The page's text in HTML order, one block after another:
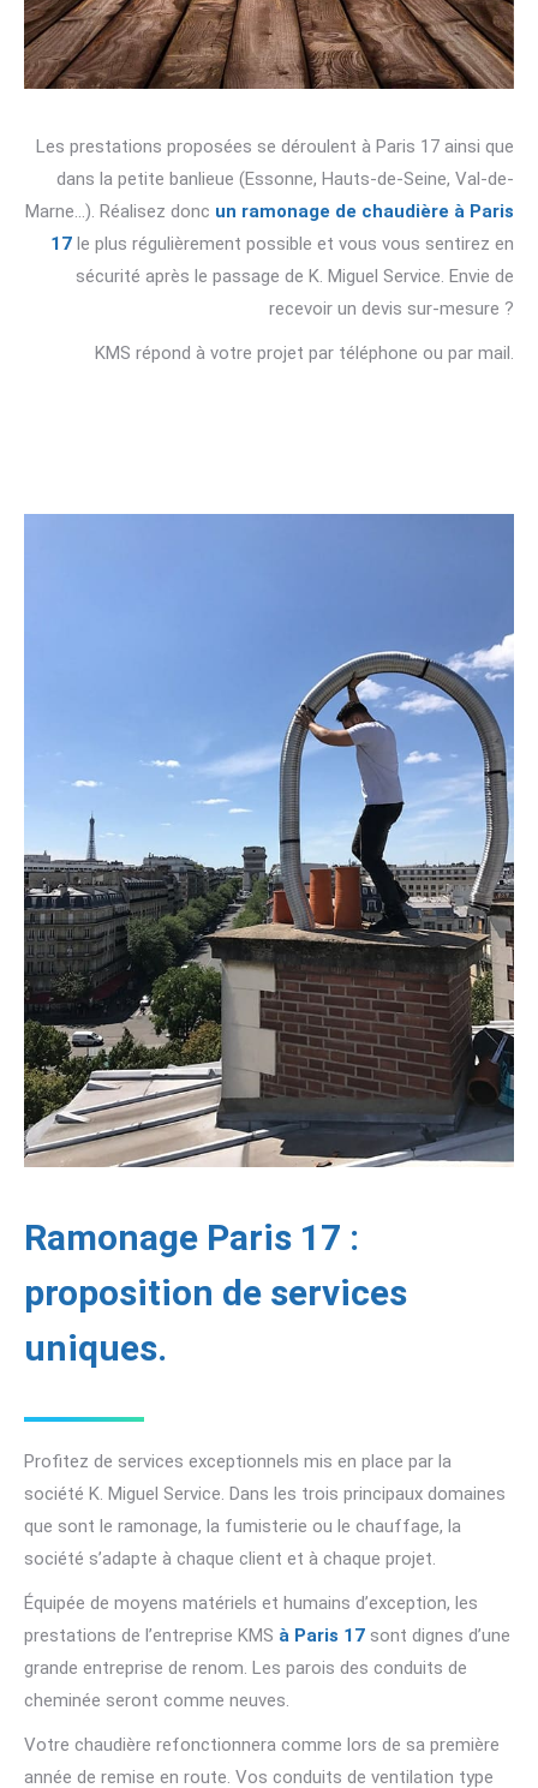
Les prestations proposées se déroulent à Paris 17 ainsi que
dans la petite banlieue (Essonne, Hauts-de-Seine, Val-de-
Marne…). Réalisez donc un ramonage de chaudière à Paris
17 le plus régulièrement possible et vous vous sentirez en
sécurité après le passage de K. Miguel Service. Envie de
recevoir un devis sur-mesure ?
KMS répond à votre projet par téléphone ou par mail.
Ramonage Paris 17 :
proposition de services
uniques.
Profitez de services exceptionnels mis en place par la
société K. Miguel Service. Dans les trois principaux domaines
que sont le ramonage, la fumisterie ou le chauffage, la
société s’adapte à chaque client et à chaque projet.
Équipée de moyens matériels et humains d’exception, les
prestations de l’entreprise KMS à Paris 17 sont dignes d’une
grande entreprise de renom. Les parois des conduits de
cheminée seront comme neuves.
Votre chaudière refonctionnera comme lors de sa première
année de remise en route. Vos conduits de ventilation type